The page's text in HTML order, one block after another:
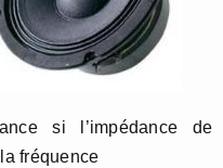
si l’impédance de
fréquence